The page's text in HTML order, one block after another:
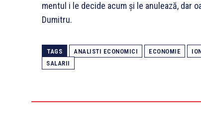
men­tul i le decide acum şi le anulează, dar
Dumitru.
TAGS ANALISTI ECONOMICI ECONOMIE
SALARII